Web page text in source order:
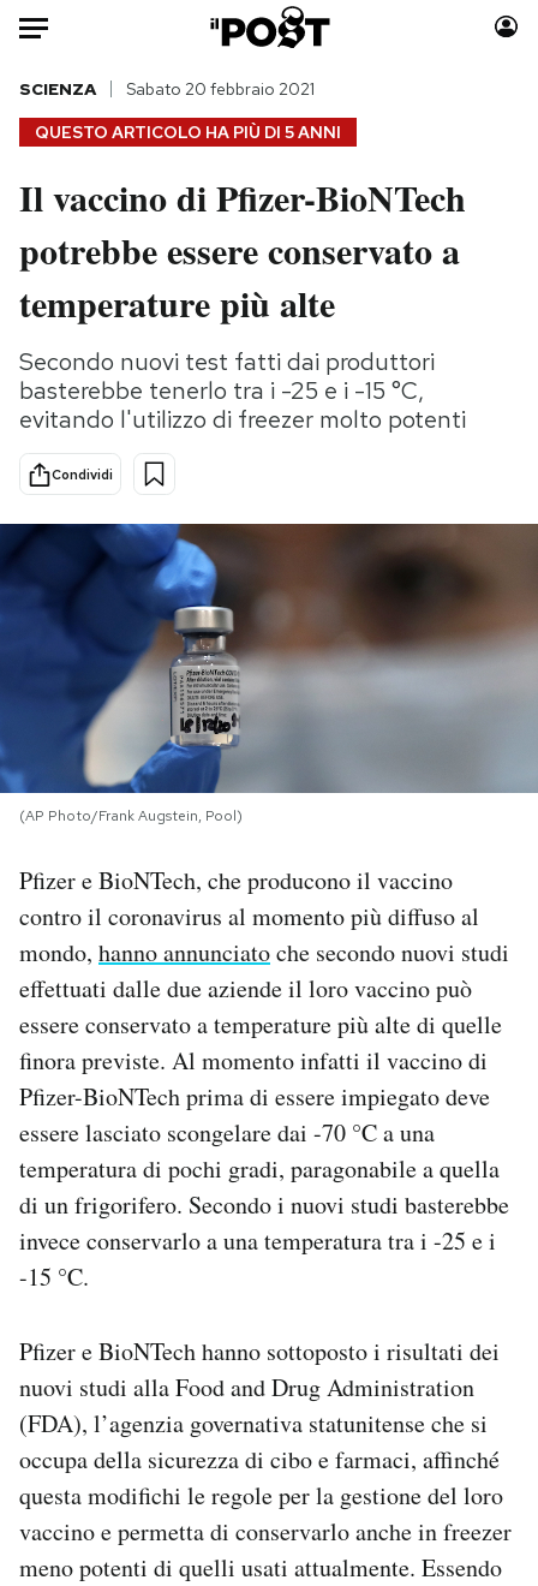
Auto
HOME
Italia
Politica
Tecnologia
Scienza
Cultura
Sport
Moda
Consumismi
Storie/Idee
Media
Europa
PODCAST
NEWSLETTER
I MIEI PREFERITI
SHOP
AREA PERSONALE
Area Personale
Newsletter
Notifiche mobile
Regala il Post
Hai bisogno di aiuto?
QUESTO ARTICOLO HA PIÙ DI 5 ANNI
SCIENZA Sabato 20 febbraio 2021
Il vaccino di Pfizer-BioNTech
potrebbe essere conservato a
temperature più alte
Secondo nuovi test fatti dai produttori
basterebbe tenerlo tra i -25 e i -15 °C,
evitando l'utilizzo di freezer molto potenti
Condividi
(AP Photo/Frank Augstein, Pool)
Pfizer e BioNTech, che producono il vaccino
contro il coronavirus al momento più diffuso al
mondo, hanno annunciatoche secondo nuovi studi
effettuati dalle due aziende il loro vaccino può
essere conservato a temperature più alte di quelle
finora previste. Al momento infatti il vaccino di
Pfizer-BioNTech prima di essere impiegato deve
essere lasciato scongelare dai -70 °C a una
temperatura di pochi gradi, paragonabile a quella
di un frigorifero. Secondo i nuovi studi basterebbe
invece conservarlo a una temperatura tra i -25 e i
-15 °C.
Pfizer e BioNTech hanno sottoposto i risultati dei
nuovi studi alla Food and Drug Administration
(FDA), l’agenzia governativa statunitense che si
occupa della sicurezza di cibo e farmaci, affinché
questa modifichi le regole per la gestione del loro
vaccino e permetta di conservarlo anche in freezer
meno potenti di quelli usati attualmente. Essendo